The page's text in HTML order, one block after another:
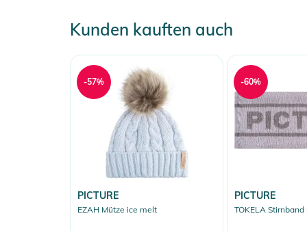
Kunden kauften auch
PICTURE
EZAH Mütze ice melt
-57%
PICTURE
TOKELA
-60%